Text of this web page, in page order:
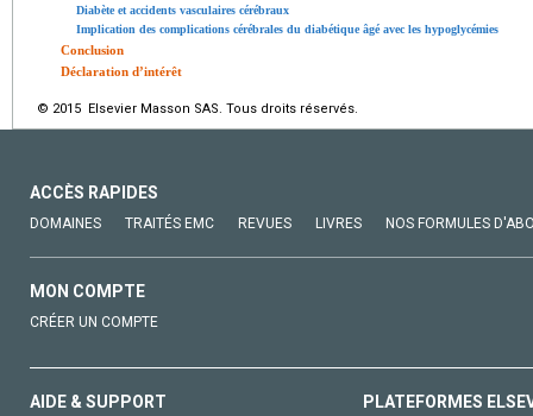
Diabète et accidents vasculaires cérébraux
Implication des complications cérébrales du diabétique âgé avec les hypoglycémies
Conclusion
Déclaration d’intérêt
© 2015 Elsevier Masson SAS. Tous droits réservés.
ACCÈS RAPIDES
DOMAINES TRAITÉS EMC REVUES LIVRES NOS FORMULES
MON COMPTE
CRÉER UN COMPTE
AIDE & SUPPORT PLATEFORMES